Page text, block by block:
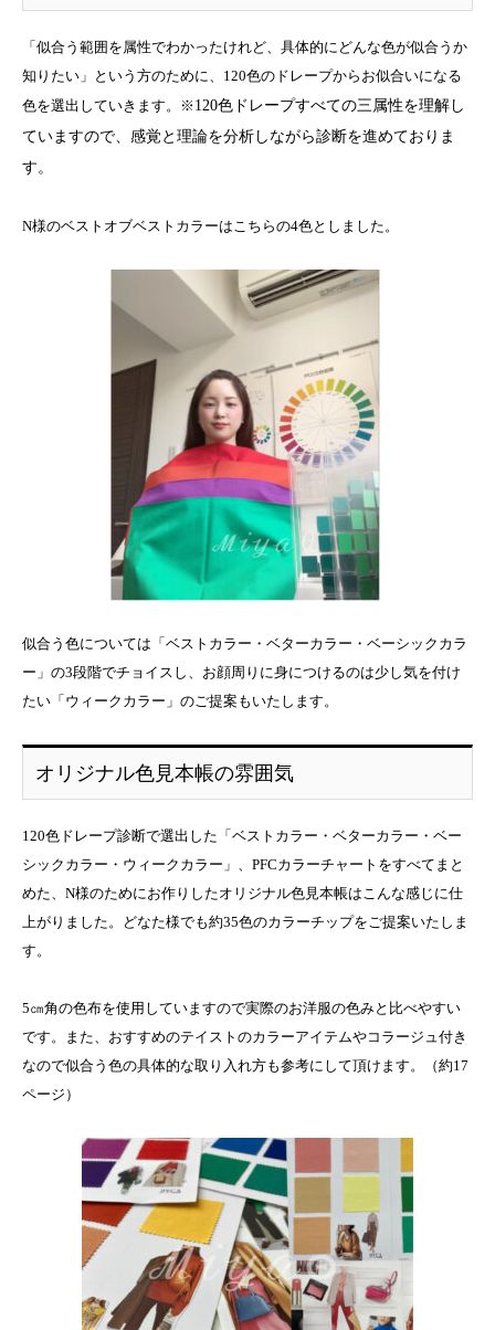
「似合う範囲を属性でわかったけれど、具体的にどんな色が似合うか
知りたい」という方のために、120色のドレープからお似合いになる
色を選出していきます。※ 120色ドレープすべての三属性を理解し
ていますので、感覚と理論を分析しながら診断を進めておりま
す。
N様のベストオブベストカラーはこちらの4色としました。
似合う色については「ベストカラー・ベターカラー・ベーシックカラ
ー」の3段階でチョイスし、お顔周りに身につけるのは少し気を付け
たい「ウィークカラー」のご提案もいたします。
オリジナル色見本帳の雰囲気
120色ドレープ診断で選出した「ベストカラー・ベターカラー・ベー
シックカラー・ウィークカラー」、PFCカラーチャートをすべてまと
めた、N様のためにお作りしたオリジナル色見本帳はこんな感じに仕
上がりました。どなた様でも約35色のカラーチップをご提案いたしま
す。
5㎝角の色布を使用していますので実際のお洋服の色みと比べやすい
です。また、おすすめのテイストのカラーアイテムやコラージュ付き
なので似合う色の具体的な取り入れ方も参考にして頂けます。（約17
ページ）